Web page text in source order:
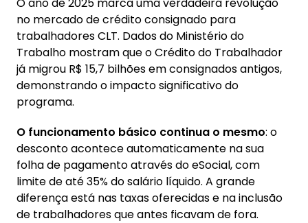
no mercado de crédito consignado para
trabalhadores CLT. Dados do Ministério do
Trabalho mostram que o Crédito do Trabalhador
já migrou R$ 15,7 bilhões em consignados antigos,
demonstrando o impacto significativo do
programa.
O funcionamento básico continua o mesmo: o
desconto acontece automaticamente na sua
folha de pagamento através do eSocial, com
limite de até 35% do salário líquido. A grande
diferença está nas taxas oferecidas e na inclusão
de trabalhadores que antes ficavam de fora.